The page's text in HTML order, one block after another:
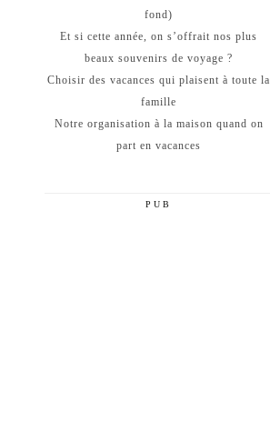
fond)
Et si cette année, on s’offrait nos plus
beaux souvenirs de voyage ?
Choisir des vacances qui plaisent à toute la
famille
Notre organisation à la maison quand on
part en vacances
PUB